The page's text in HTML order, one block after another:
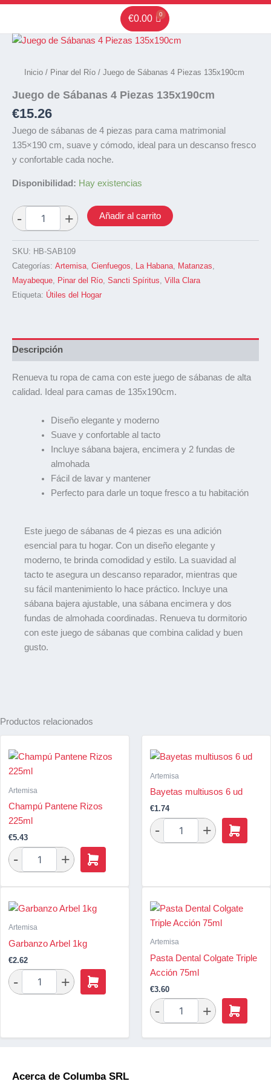
Ir
contenido
€0.00
Inicio / Pinar del Río / Juego de Sábanas 4 Piezas 135x190cm
Juego de Sábanas 4 Piezas 135x190cm
€15.26
Juego de sábanas de 4 piezas para cama matrimonial
135×190 cm, suave y cómodo, ideal para un descanso fresco
y confortable cada noche.
Disponibilidad: Hay existencias
Añadir al carrito
SKU: HB-SAB109
Categorías: Artemisa, Cienfuegos, La Habana, Matanzas,
Mayabeque, Pinar del Río, Sancti Spíritus, Villa Clara
Etiqueta: Útiles del Hogar
Descripción
Renueva tu ropa de cama con este juego de sábanas de alta
calidad. Ideal para camas de 135x190cm.
Diseño elegante y moderno
Suave y confortable al tacto
Incluye sábana bajera, encimera y 2 fundas de
almohada
Fácil de lavar y mantener
Perfecto para darle un toque fresco a tu habitación
Este juego de sábanas de 4 piezas es una adición
esencial para tu hogar. Con un diseño elegante y
moderno, te brinda comodidad y estilo. La suavidad al
tacto te asegura un descanso reparador, mientras que
su fácil mantenimiento lo hace práctico. Incluye una
sábana bajera ajustable, una sábana encimera y dos
fundas de almohada coordinadas. Renueva tu dormitorio
con este juego de sábanas que combina calidad y buen
gusto.
Productos relacionados
Artemisa
Champú Pantene Rizos
225ml
€5.43
Artemisa
Bayetas multiusos 6 ud
€1.74
Artemisa
Garbanzo Arbel 1kg
€2.62
Artemisa
Pasta Dental Colgate Triple
Acción 75ml
€3.60
Acerca de Columba SRL